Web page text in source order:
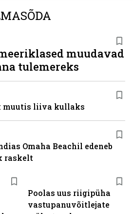
Poolas uus riigipüha
vastupanuvõitlejate
muudavad
tulemereks
muutis liiva kullaks
Omaha Beachil edeneb
raskelt